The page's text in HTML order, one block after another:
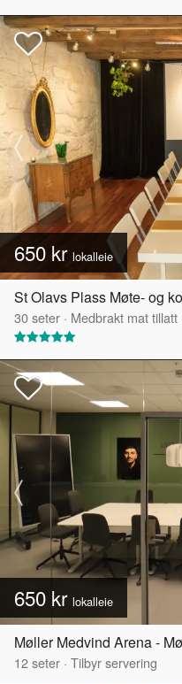
650 kr lokalleie
30seter · Medbrakt mat tillatt
650 kr lokalleie
Møller Medvind Arena -
12seter · Tilbyr servering